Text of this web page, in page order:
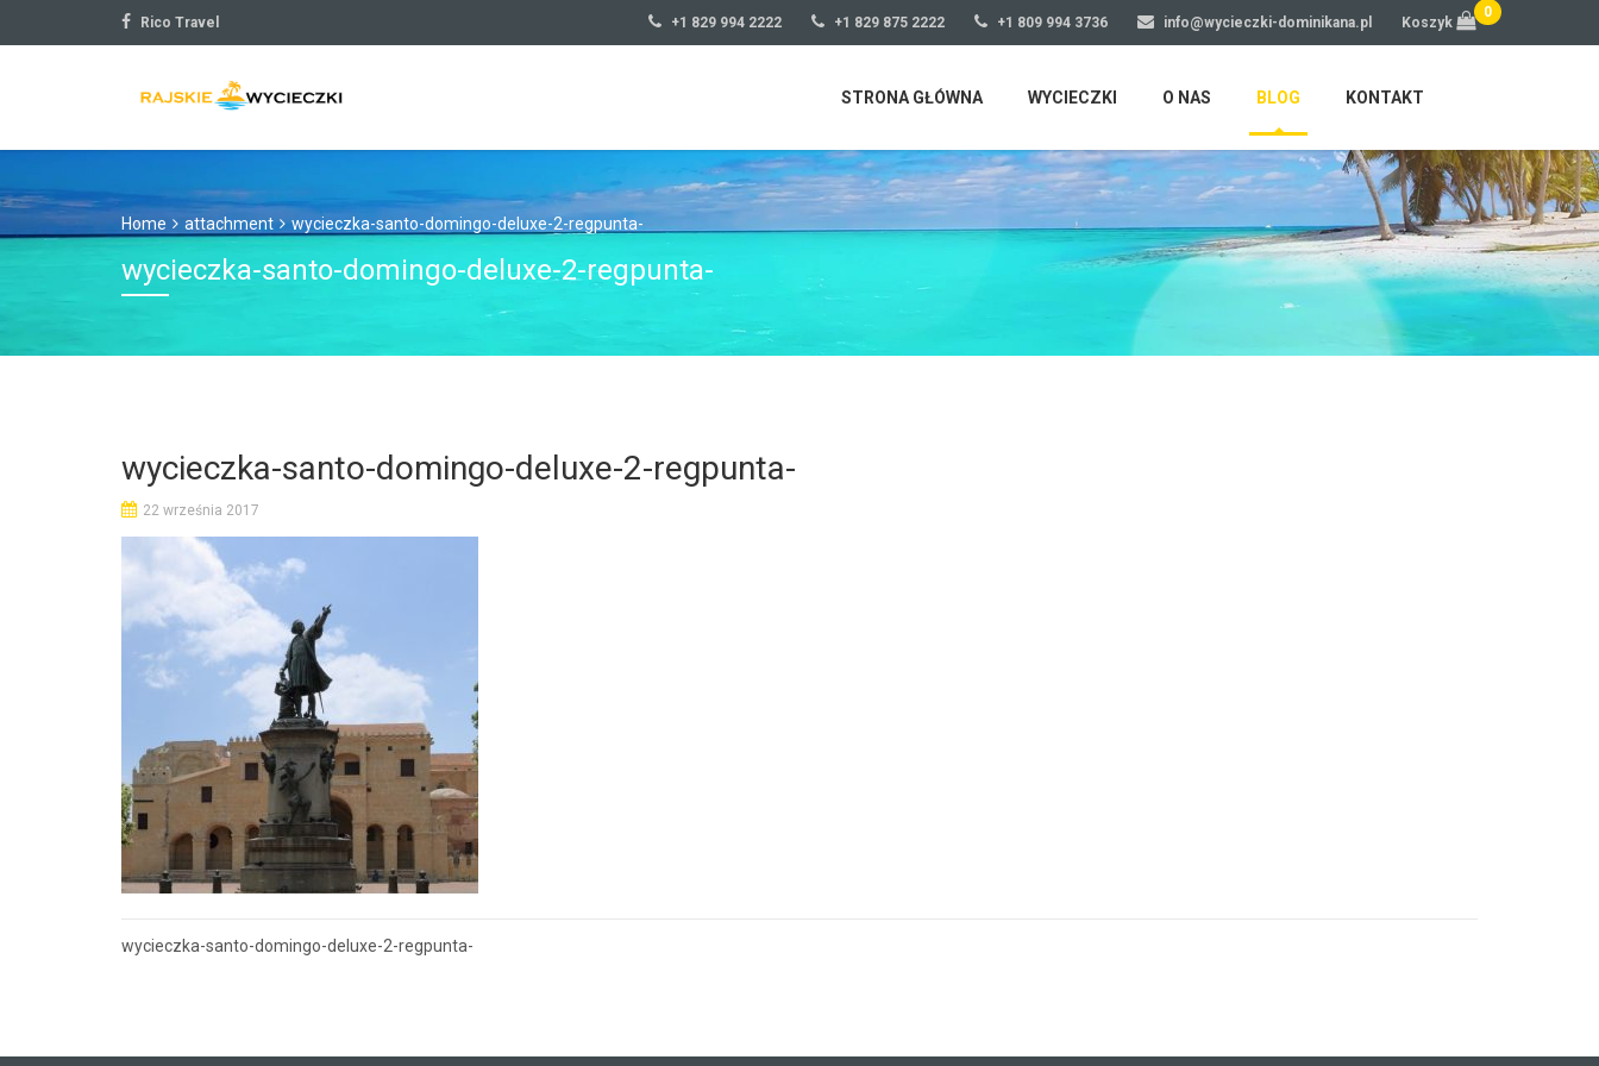
Rico Travel +1 829 994 2222 +1 829 875 2222 +1 809 994 3736 info@wycieczki-dominikana.pl Koszyk
0
STRONA GŁÓWNA WYCIECZKI O NAS BLOG KONTAKT
Home attachment wycieczka-santo-domingo-deluxe-2-regpunta-
wycieczka-santo-domingo-deluxe-2-regpunta-
wycieczka-santo-domingo-deluxe-2-regpunta-
22 września 2017
wycieczka-santo-domingo-deluxe-2-regpunta-